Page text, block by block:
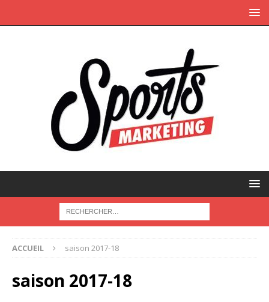
ACCUEIL saison 2017-18
saison 2017-18